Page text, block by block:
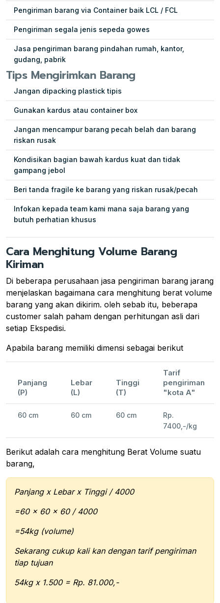
Pengiriman barang via Container baik LCL / FCL
Pengiriman segala jenis sepeda gowes
Jasa pengiriman barang pindahan rumah, kantor,
gudang, pabrik
Tips Mengirimkan Barang
Jangan dipacking plastick tipis
Gunakan kardus atau container box
Jangan mencampur barang pecah belah dan barang
riskan rusak
Kondisikan bagian bawah kardus kuat dan tidak
gampang jebol
Beri tanda fragile ke barang yang riskan rusak/pecah
Infokan kepada team kami mana saja barang yang
butuh perhatian khusus
Cara Menghitung Volume Barang
Kiriman
Di beberapa perusahaan jasa pengiriman barang jarang
menjelaskan bagaimana cara menghitung berat volume
barang yang akan dikirim. oleh sebab itu, beberapa
customer salah paham dengan perhitungan asli dari
setiap Ekspedisi.
Apabila barang memiliki dimensi sebagai berikut
Panjang
(P)
Lebar
(L)
Tinggi
(T)
Tarif
pengiriman
"kota A"
60 cm 60 cm 60 cm
Rp.
7400,-/kg
Berikut adalah cara menghitung Berat Volume suatu
barang,
Panjang x Lebar x Tinggi / 4000
=60 x 60 x 60 / 4000
=54kg (volume)
Sekarang cukup kali kan dengan tarif pengiriman
tiap tujuan
54kg x 1.500 = Rp. 81.000,-